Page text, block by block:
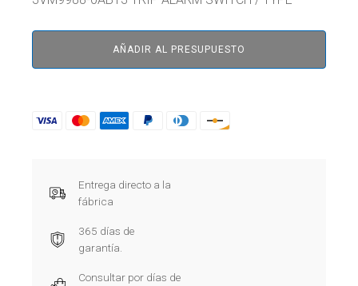
AÑADIR AL PRESUPUESTO
Entrega directo a la
fábrica
365 días de
garantía.
Consultar por días de